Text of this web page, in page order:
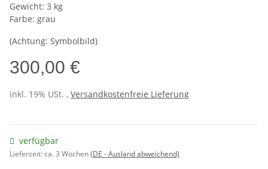
Gewicht: 3 kg
Farbe: grau
(Achtung: Symbolbild)
300,00 €
inkl. 19% USt. , Versandkostenfreie Lieferung
verfügbar
Lieferzeit:ca. 3 Wochen(DE - Ausland abweichend)